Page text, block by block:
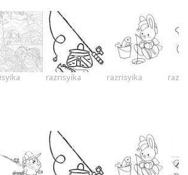
razrisyika razrisyika